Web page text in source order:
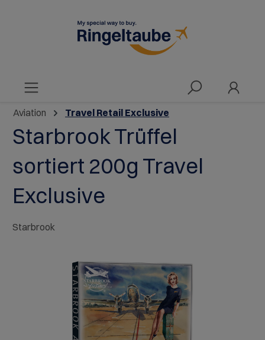
Aviation Travel Retail Exclusive
Starbrook Trüffel
sortiert 200g Travel
Exclusive
Starbrook
Bildergalerie überspringen